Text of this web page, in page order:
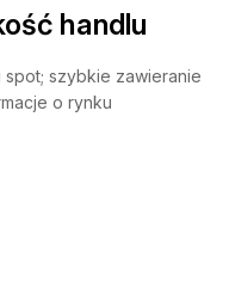
handlu
spot; szybkie zawieranie
o rynku